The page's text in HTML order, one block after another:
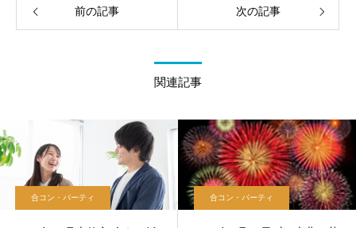
前の記事 次の記事
関連記事
合コン・パーティ 合コン・パーティ